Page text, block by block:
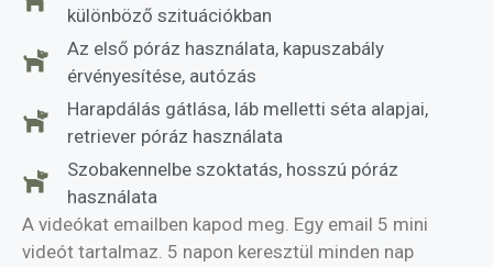
különböző szituációkban
Az első póráz használata, kapuszabály
érvényesítése, autózás
Harapdálás gátlása, láb melletti séta alapjai,
retriever póráz használata
Szobakennelbe szoktatás, hosszú póráz
használata
A videókat emailben kapod meg. Egy email 5 mini
videót tartalmaz. 5 napon keresztül minden nap